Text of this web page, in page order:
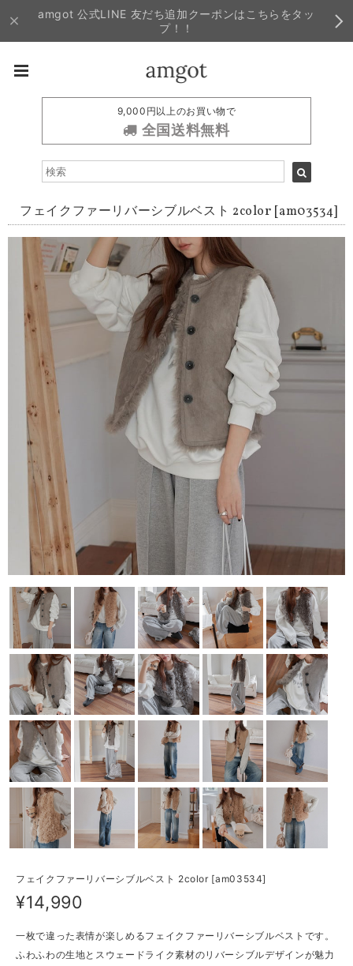
amgot 公式LINE 友だち追加クーポンはこちらをタッ
プ！！
9,000円以上のお買い物で
全国送料無料
フェイクファーリバーシブルベスト 2color [am03534]
フェイクファーリバーシブルベスト 2color [am03534]
¥14,990
一枚で違った表情が楽しめるフェイクファーリバーシブルベストです。
ふわふわの生地とスウェードライク素材のリバーシブルデザインが魅力